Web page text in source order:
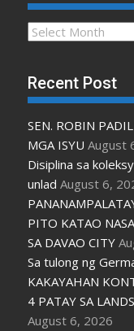
Archives
Recent Post
SEN. ROBIN
MGA ISYU August
Disiplina sa
unlad August 6,
PITO KATAO
SA DAVAO CITY
Sa tulong ng
KAKAYAHAN
4 PATAY SA
August 6, 2026